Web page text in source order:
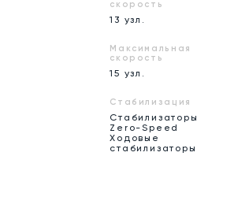
скорость
13 узл.
Максимальная
скорость
15 узл.
Стабилизация
Стабилизаторы
Zero-Speed
Ходовые
стабилизаторы